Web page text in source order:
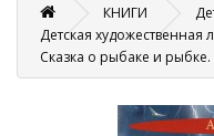
КНИГИ
Детская художественная
Сказка о рыбаке и